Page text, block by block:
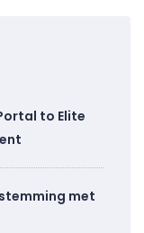
to Elite
met